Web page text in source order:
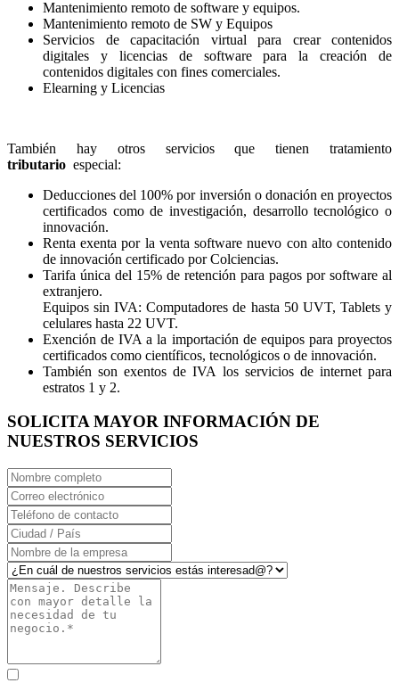
Mantenimiento remoto de software y equipos.
Mantenimiento remoto de SW y Equipos
Servicios de capacitación virtual para crear contenidos
digitales y licencias de software para la creación de
contenidos digitales con fines comerciales.
Elearning y Licencias
También hay otros servicios que tienen tratamiento
tributario especial:
Deducciones del 100% por inversión o donación en proyectos
certificados como de investigación, desarrollo tecnológico o
innovación.
Renta exenta por la venta software nuevo con alto contenido
de innovación certificado por Colciencias.
Tarifa única del 15% de retención para pagos por software al
extranjero.
Equipos sin IVA: Computadores de hasta 50 UVT, Tablets y
celulares hasta 22 UVT.
Exención de IVA a la importación de equipos para proyectos
certificados como científicos, tecnológicos o de innovación.
También son exentos de IVA los servicios de internet para
estratos 1 y 2.
SOLICITA MAYOR INFORMACIÓN DE
NUESTROS SERVICIOS